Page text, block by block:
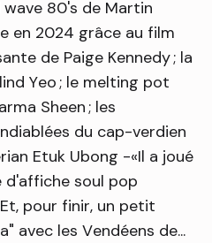
wave 80's de Martin
en 2024 grâce au film
de Paige Kennedy ; la
Yeo ; le melting pot
Sheen ; les
du cap-verdien
Etuk Ubong - Il a joué
d'affiche soul pop
pour finir, un petit
avec les Vendéens de...